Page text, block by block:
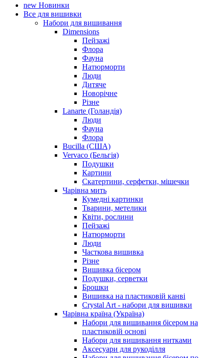
new Новинки
Все для вишивки
Набори для вишивання
Dimensions
Пейзажі
Флора
Фауна
Натюрморти
Люди
Дитяче
Новорічне
Різне
Lanarte (Голандія)
Люди
Фауна
Флора
Bucilla (США)
Vervaco (Бельгія)
Подушки
Картини
Скатертини, серфетки, мішечки
Чарiвна мить
Кумедні картинки
Тварини, метелики
Квіти, рослини
Пейзажі
Натюрморти
Люди
Часткова вишивка
Різне
Вишивка бісером
Подушки, серветки
Брошки
Вишивка на пластиковій канві
Crystal Art - набори для вишивки
Чарівна країна (Україна)
Набори для вишивання бісером на
пластиковій основі
Набори для вишивання нитками
Аксесуари для рукоділля